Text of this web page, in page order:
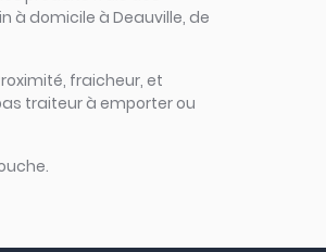
à domicile à Deauville, de
fraicheur, et
traiteur à emporter ou